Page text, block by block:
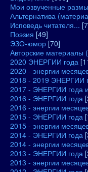
Мои озвученные
Альтернатива
Исповедь читателя...
Поэзия [49]
ЭЗО-юмор [70]
Авторские материалы
2020 ЭНЕРГИИ года
2020 - энергии
2018 - 2019 ЭНЕРГИИ
2017 - ЭНЕРГИИ года
2016 - ЭНЕРГИИ года
2016 - энергии
2015 - ЭНЕРГИИ года
2015 - энергии
2014 - ЭНЕРГИИ года
2014 - энергии
2013 - ЭНЕРГИИ года
2013 - энергии